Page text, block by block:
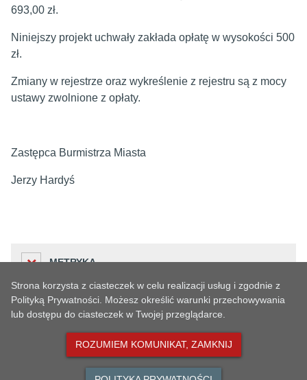
693,00 zł.
Niniejszy projekt uchwały zakłada opłatę w wysokości 500
zł.
Zmiany w rejestrze oraz wykreślenie z rejestru są z mocy
ustawy zwolnione z opłaty.
Zastępca Burmistrza Miasta
Jerzy Hardyś
METRYKA
Liczba odwiedzin
Podmiot udostępniający informację
Urząd Miejski w Oławie
Strona korzysta z ciasteczek w celu realizacji usług i zgodnie z
Polityką Prywatności. Możesz określić warunki przechowywania
lub dostępu do ciasteczek w Twojej przeglądarce.
ROZUMIEM KOMUNIKAT, ZAMKNIJ